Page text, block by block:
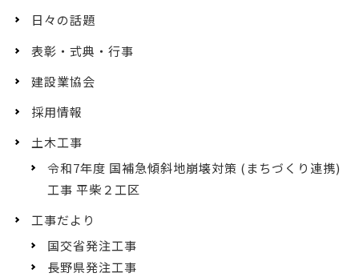
日々の話題
表彰・式典・行事
建設業協会
採用情報
土木工事
令和7年度 国補急傾斜地崩壊対策 (まちづくり連携)
工事 平柴２工区
工事だより
国交省発注工事
長野県発注工事